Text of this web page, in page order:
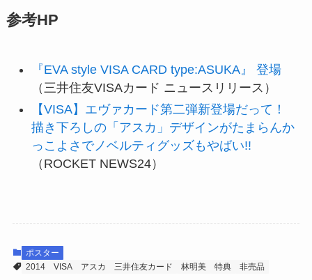
参考HP
『EVA style VISA CARD type:ASUKA』 登場
（三井住友VISAカード ニュースリリース）
【VISA】エヴァカード第二弾新登場だって！
描き下ろしの「アスカ」デザインがたまらんか
っこよさでノベルティグッズもやばい!!
（ROCKET NEWS24）
ポスター
2014
VISA アスカ 三井住友カード 林明美 特典 非売品